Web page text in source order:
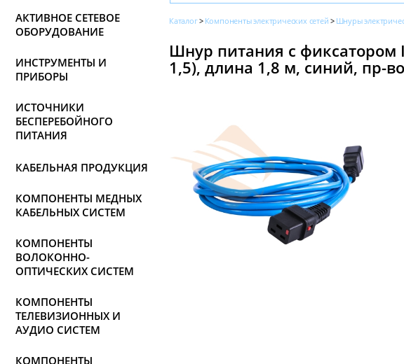
АКТИВНОЕ СЕТЕВОЕ
ОБОРУДОВАНИЕ
ИНСТРУМЕНТЫ И
ПРИБОРЫ
ИСТОЧНИКИ
БЕСПЕРЕБОЙНОГО
ПИТАНИЯ
КАБЕЛЬНАЯ ПРОДУКЦИЯ
КОМПОНЕНТЫ МЕДНЫХ
КАБЕЛЬНЫХ СИСТЕМ
КОМПОНЕНТЫ
ВОЛОКОННО-
ОПТИЧЕСКИХ СИСТЕМ
КОМПОНЕНТЫ
ТЕЛЕВИЗИОННЫХ И
АУДИО СИСТЕМ
КОМПОНЕНТЫ
Каталог Компоненты электрических сетей Шнуры
Шнур питания с фиксатором
1,5), длина 1,8 м, синий, пр-